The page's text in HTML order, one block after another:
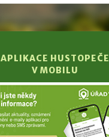
APLIKACE HUSTOPEČE
V MOBILU